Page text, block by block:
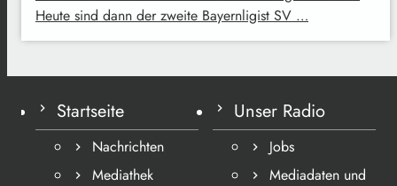
Heute sind dann der zweite Bayernligist SV …
Startseite
Nachrichten
Mediathek
Unser Radio
Jobs
Mediadaten und